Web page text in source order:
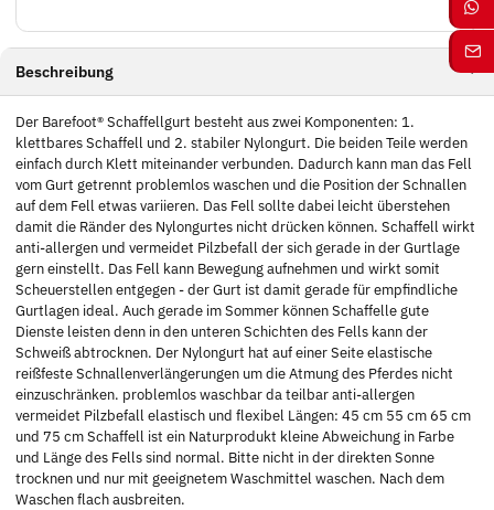
Beschreibung
Der Barefoot® Schaffellgurt besteht aus zwei Komponenten: 1.
klettbares Schaffell und 2. stabiler Nylongurt. Die beiden Teile werden
einfach durch Klett miteinander verbunden. Dadurch kann man das Fell
vom Gurt getrennt problemlos waschen und die Position der Schnallen
auf dem Fell etwas variieren. Das Fell sollte dabei leicht überstehen
damit die Ränder des Nylongurtes nicht drücken können. Schaffell wirkt
anti-allergen und vermeidet Pilzbefall der sich gerade in der Gurtlage
gern einstellt. Das Fell kann Bewegung aufnehmen und wirkt somit
Scheuerstellen entgegen - der Gurt ist damit gerade für empfindliche
Gurtlagen ideal. Auch gerade im Sommer können Schaffelle gute
Dienste leisten denn in den unteren Schichten des Fells kann der
Schweiß abtrocknen. Der Nylongurt hat auf einer Seite elastische
reißfeste Schnallenverlängerungen um die Atmung des Pferdes nicht
einzuschränken. problemlos waschbar da teilbar anti-allergen
vermeidet Pilzbefall elastisch und flexibel Längen: 45 cm 55 cm 65 cm
und 75 cm Schaffell ist ein Naturprodukt kleine Abweichung in Farbe
und Länge des Fells sind normal. Bitte nicht in der direkten Sonne
trocknen und nur mit geeignetem Waschmittel waschen. Nach dem
Waschen flach ausbreiten.